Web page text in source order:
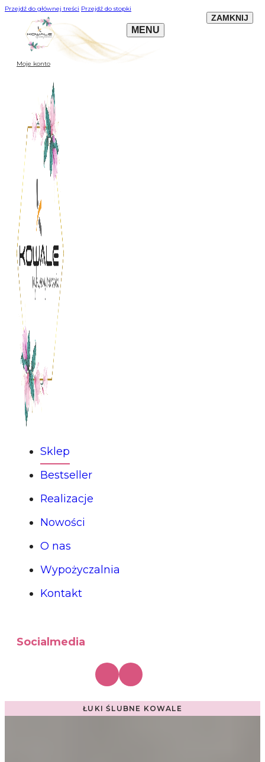
Przejdź do głównej treści Przejdź do stopki
Moje konto
Sklep
Bestseller
Realizacje
Nowości
O nas
Wypożyczalnia
Kontakt
Socialmedia
ŁUKI ŚLUBNE KOWALE